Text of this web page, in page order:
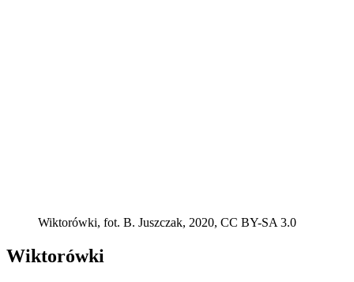
Wiktorówki, fot. B. Juszczak, 2020, CC BY-SA 3.0
Wiktorówki